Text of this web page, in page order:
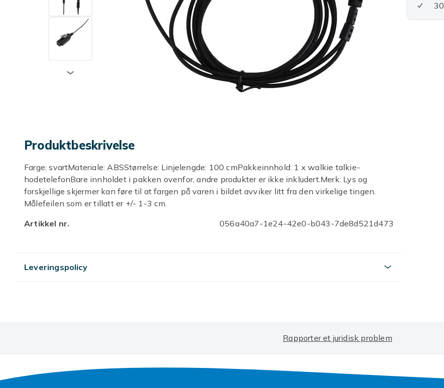
Produktbeskrivelse
Farge: svartMateriale: ABSStørrelse: Linjelengde: 100 cmPakkeinnhold: 1 x walkie talkie-
hodetelefonBare innholdet i pakken ovenfor, andre produkter er ikke inkludert.Merk: Lys og
forskjellige skjermer kan føre til at fargen på varen i bildet avviker litt fra den virkelige tingen.
Målefeilen som er tillatt er +/- 1-3 cm.
Artikkel nr.
056a40a7-1e24-42e0-b043-7de8d521d473
Leveringspolicy
Rapporter et juridisk problem